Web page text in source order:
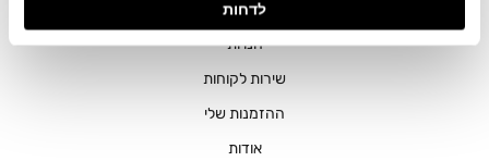
לדחות
חנויות
שירות לקוחות
ההזמנות שלי
אודות